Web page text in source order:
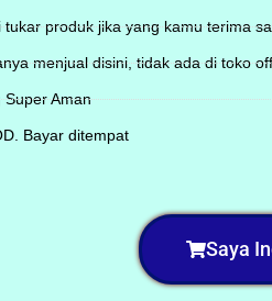
tukar produk jika yang kamu terima
menjual disini, tidak ada di toko
Super Aman
Bayar ditempat
Saya